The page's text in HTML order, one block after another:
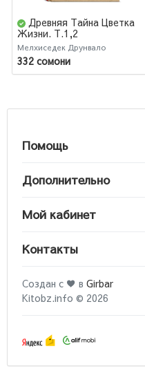
Древняя Тайна Цветка
Жизни. Т.1,2
Мелхиседек Друнвало
332 сомони
Помощь
Дополнительно
Мой кабинет
Контакты
Создан с ♥ в Girbar
Kitobz.info © 2026